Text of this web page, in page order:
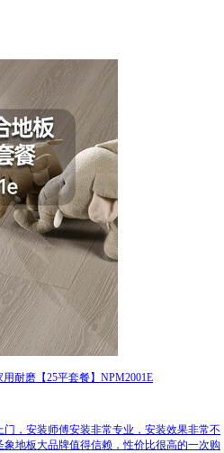
耐磨【25平套餐】NPM2001E
，安装师傅安装非常专业，安装效果非常不
地板大品牌值得信赖，性价比很高的一次购